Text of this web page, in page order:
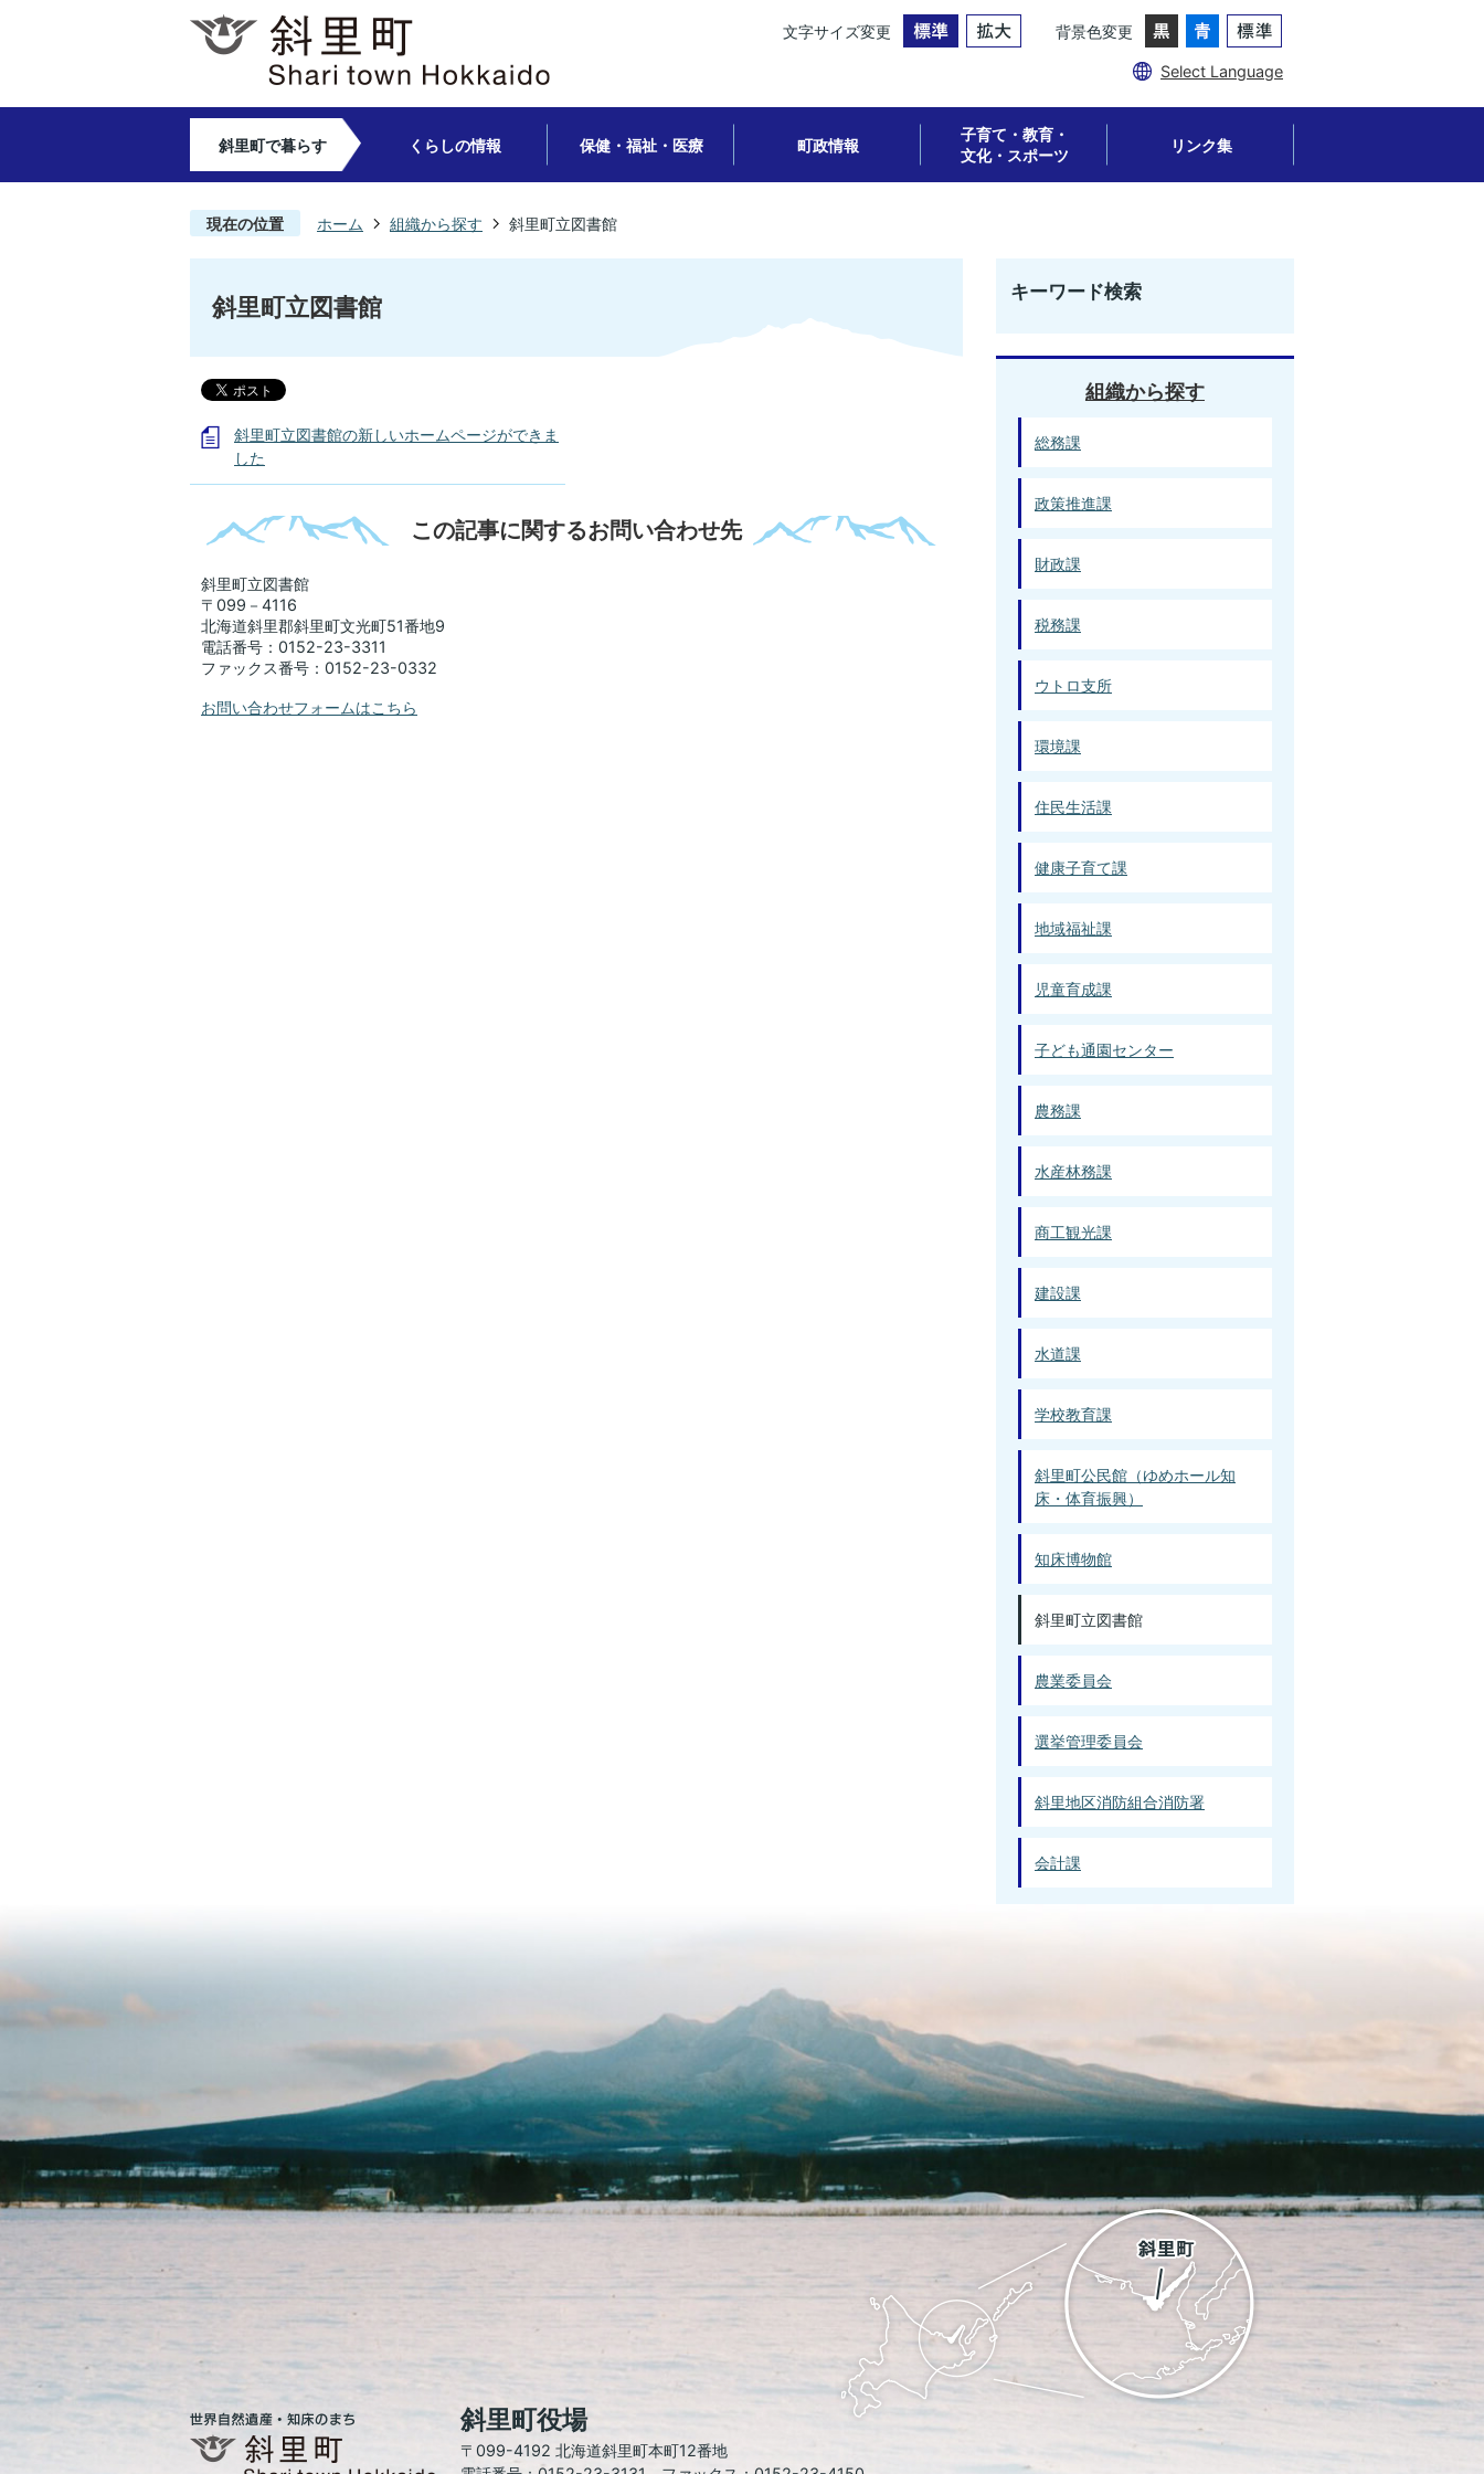
文字サイズ変更 背景色変更
Select Language
斜里町で暮らす くらしの情報 保健・福祉・医療 町政情報
子育て・教育・
文化・スポーツ
リンク集
現在の位置 ホーム 組織から探す 斜里町立図書館
斜里町立図書館
斜里町立図書館の新しいホームページができま
した
この記事に関するお問い合わせ先
斜里町立図書館
〒099－4116
北海道斜里郡斜里町文光町51番地9
電話番号：0152-23-3311
ファックス番号：0152-23-0332
お問い合わせフォームはこちら
キーワード検索
組織から探す
総務課
政策推進課
財政課
税務課
ウトロ支所
環境課
住民生活課
健康子育て課
地域福祉課
児童育成課
子ども通園センター
農務課
水産林務課
商工観光課
建設課
水道課
学校教育課
斜里町公民館（ゆめホール知
床・体育振興）
知床博物館
斜里町立図書館
農業委員会
選挙管理委員会
斜里地区消防組合消防署
会計課
世
界
斜
の
記
し
図。
斜里町役場
〒099-4192 北海道斜里町本町12番地